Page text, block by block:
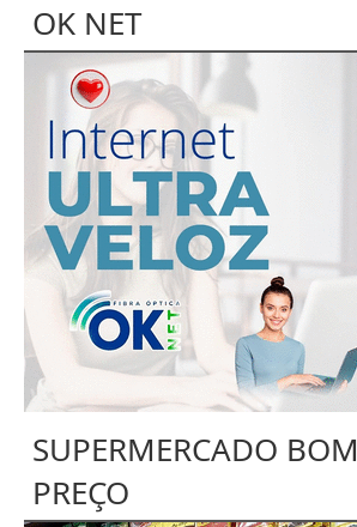
OK NET
SUPERMERCADO BOM
PREÇO